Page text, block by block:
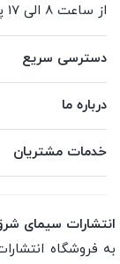
از ساعت 8 الی 17 پاسخگوی شما هستیم.
دسترسی سریع
درباره ما
خدمات مشتریان
انتشارات سیمای
به فروشگاه